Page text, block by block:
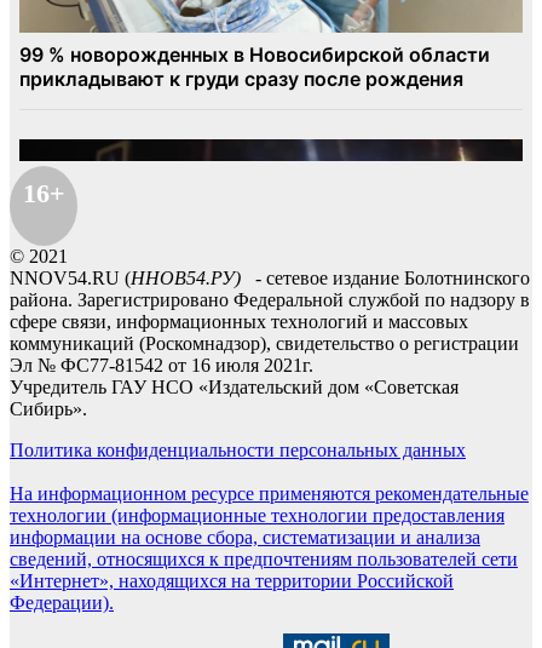
16+
© 2021
NNOV54.RU (ННОВ54.РУ) - сетевое издание Болотнинского
района. Зарегистрировано Федеральной службой по надзору в
сфере связи, информационных технологий и массовых
коммуникаций (Роскомнадзор), свидетельство о регистрации
Эл № ФС77-81542 от 16 июля 2021г.
Учредитель ГАУ НСО «Издательский дом «Советская
Сибирь».
Политика конфиденциальности персональных данных
На информационном ресурсе применяются рекомендательные
технологии (информационные технологии предоставления
информации на основе сбора, систематизации и анализа
сведений, относящихся к предпочтениям пользователей сети
«Интернет», находящихся на территории Российской
Федерации).